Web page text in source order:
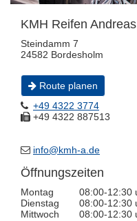
KMH Reifen
Steindamm 7
24582 Bordesholm
Route planen
+49 4322 3774
+49 4322 887513
info@kmh-a.de
Öffnungszeiten
Montag
08:00-12:30
Dienstag
08:00-12:30
Mittwoch
08:00-12:30